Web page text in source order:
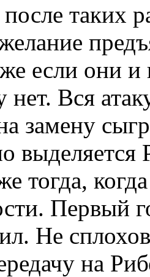
после таких
если они
нет. Вся
замену
выделяется
тогда,
Первый
Не
на